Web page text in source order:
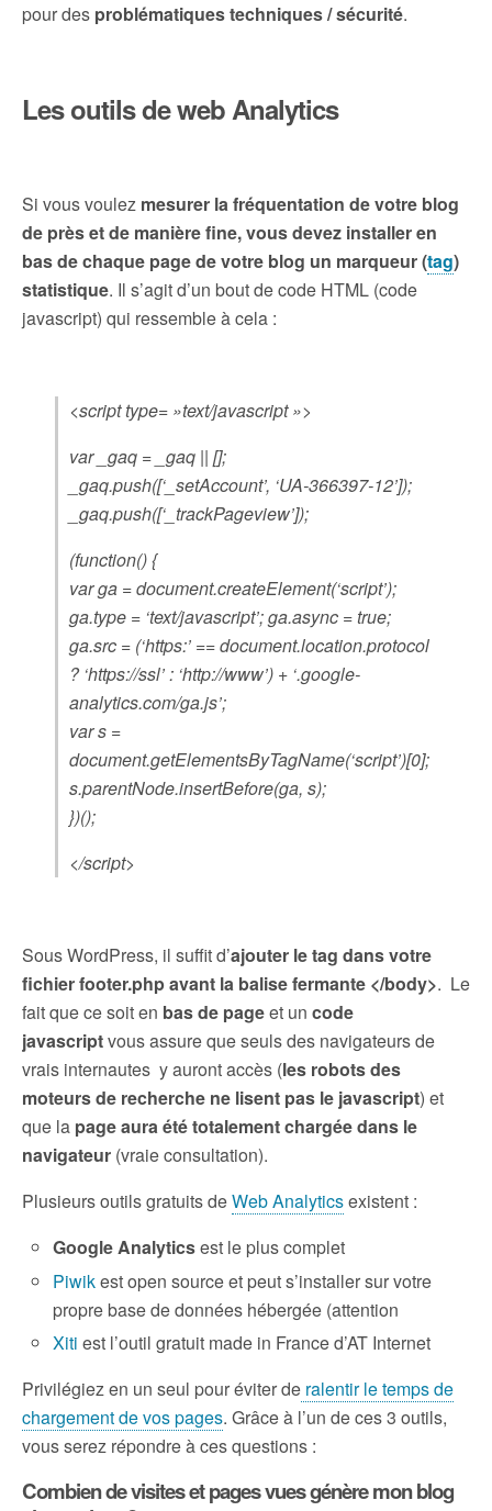
pour des problématiques techniques / sécurité.
Les outils de web Analytics
Si vous voulez mesurer la fréquentation de votre blog
de près et de manière fine, vous devez installer en
bas de chaque page de votre blog un marqueur (tag)
statistique. Il s’agit d’un bout de code HTML (code
javascript) qui ressemble à cela :
<script type= »text/javascript »>
var _gaq = _gaq || [];
_gaq.push([‘_setAccount’, ‘UA-366397-12’]);
_gaq.push([‘_trackPageview’]);
(function() {
var ga = document.createElement(‘script’);
ga.type = ‘text/javascript’; ga.async = true;
ga.src = (‘https:’ == document.location.protocol
? ‘https://ssl’ : ‘http://www’) + ‘.google-
analytics.com/ga.js’;
var s =
document.getElementsByTagName(‘script’)[0];
s.parentNode.insertBefore(ga, s);
})();
</script>
Sous WordPress, il suffit d’ajouter le tag dans votre
fichier footer.php avant la balise fermante </body>. Le
fait que ce soit en bas de pageet un code
javascriptvous assure que seuls des navigateurs de
vrais internautes y auront accès (les robots des
moteurs de recherche ne lisent pas le javascript) et
que la page aura été totalement chargée dans le
navigateur (vraie consultation).
Plusieurs outils gratuits deWeb Analyticsexistent :
Google Analyticsest le plus complet
Piwikest open source et peut s’installer sur votre
propre base de données hébergée (attention
Xiti est l’outil gratuit made in France d’AT Internet
Privilégiez en un seul pour éviter de ralentir le temps de
chargement de vos pages. Grâce à l’un de ces 3 outils,
vous serez répondre à ces questions :
Combien de visites et pages vues génère mon blog